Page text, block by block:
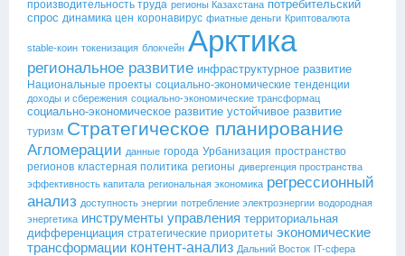
производительность труда регионы Казахстана потребительский
спрос динамика цен коронавирус фиатные деньги Криптовалюта
stable-коин токенизация блокчейн Арктика
региональное развитие инфраструктурное развитие
Национальные проекты социально-экономические тенденции
доходы и сбережения социально-экономические трансформац
социально-экономическое развитие устойчивое развитие
туризм Стратегическое планирование
Агломерации данные города Урбанизация пространство
регионов кластерная политика регионы дивергенция пространства
эффективность капитала региональная экономика регрессионный
анализ доступность энергии потребление электроэнергии водородная
энергетика инструменты управления территориальная
дифференциация стратегические приоритеты экономические
трансформации контент-анализ Дальний Восток IT-сфера